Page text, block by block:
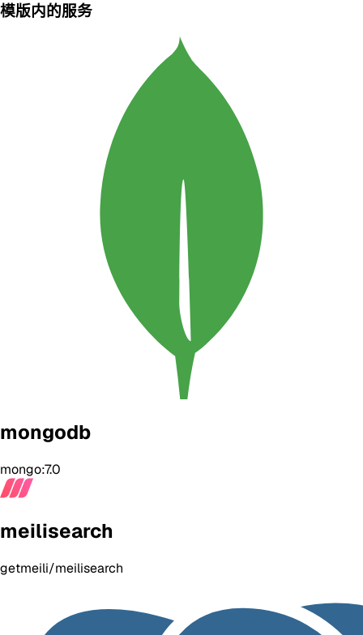
模版内的服务
mongodb
mongo:7.0
meilisearch
getmeili/meilisearch